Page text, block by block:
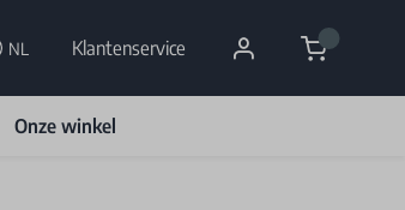
NL Klantenservice Cart
Onze winkel